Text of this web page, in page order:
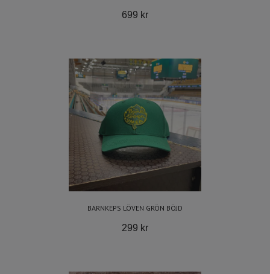
699 kr
BARNKEPS LÖVEN GRÖN BÖJD
299 kr